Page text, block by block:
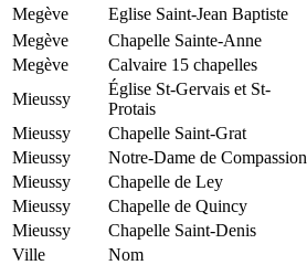
Megève
Eglise Saint-Jean Baptiste
Megève
Chapelle Sainte-Anne
Megève
Calvaire 15 chapelles
Mieussy
Église St-Gervais et St-
Protais
Mieussy
Chapelle Saint-Grat
Mieussy
Notre-Dame de Compassion
Mieussy
Chapelle de Ley
Mieussy
Chapelle de Quincy
Mieussy
Chapelle Saint-Denis
Ville
Nom